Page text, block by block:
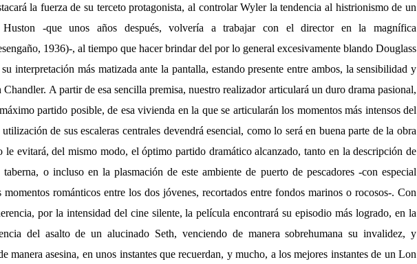
la fuerza de su terceto protagonista, al controlar Wyler la tendencia al histrionismo de un
Huston -que unos años después, volvería a trabajar con el director en la magnífica
1936)-, al tiempo que hacer brindar del por lo general excesivamente blando Douglass
interpretación más matizada ante la pantalla, estando presente entre ambos, la sensibilidad y
Chandler. A partir de esa sencilla premisa, nuestro realizador articulará un duro drama pasional,
partido posible, de esa vivienda en la que se articularán los momentos más intensos del
de sus escaleras centrales devendrá esencial, como lo será en buena parte de la obra
le evitará, del mismo modo, el óptimo partido dramático alcanzado, tanto en la descripción de
taberna, o incluso en la plasmación de este ambiente de puerto de pescadores -con especial
románticos entre los dos jóvenes, recortados entre fondos marinos o rocosos-. Con
por la intensidad del cine silente, la película encontrará su episodio más logrado, en la
del asalto de un alucinado Seth, venciendo de manera sobrehumana su invalidez, y
manera asesina, en unos instantes que recuerdan, y mucho, a los mejores instantes de un Lon